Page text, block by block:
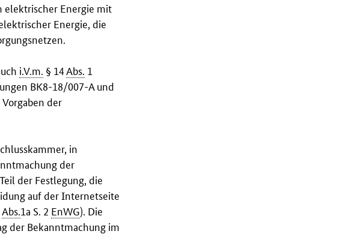
elektrischer Energie mit
Energie, die
i.V.m. § 14Abs. 1
BK8-18/007-A und
der
in
der
der Festlegung, die
auf der Internetseite
Abs. 1a S. 2 EnWG). Die
der Bekanntmachung im